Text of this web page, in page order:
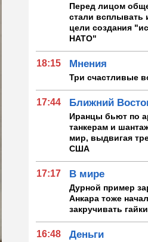
Перед лицом
стали всплывать
цели создания
НАТО"
18:15 Мнения
Три счастливые
17:44 Ближний
Иранцы бьют по
танкерам и
мир, выдвигая
США
17:17 В мире
Дурной пример
Анкара тоже
закручивать гайки
16:48 Деньги